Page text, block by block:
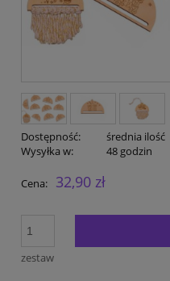
Dostępność:
średnia ilość
Wysyłka w:
48 godzin
Cena: 32,90 zł
zestaw